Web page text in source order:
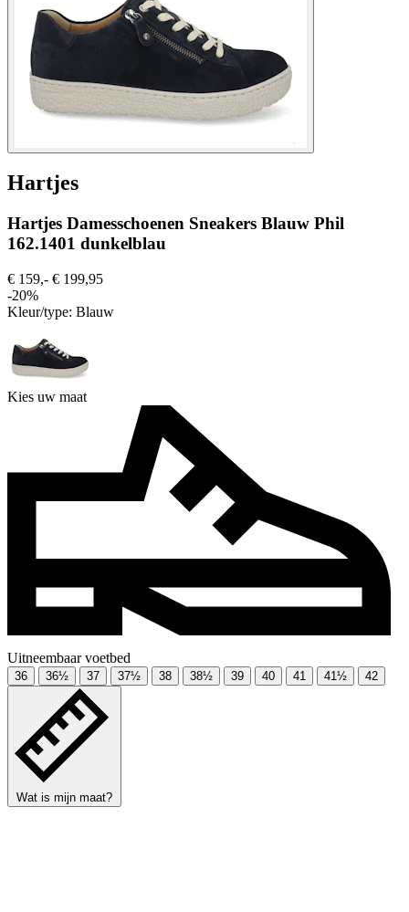
Hartjes
Hartjes Damesschoenen Sneakers Blauw Phil
162.1401 dunkelblau
€ 159,- € 199,95
-20%
Kleur/type: Blauw
Kies uw maat
Uitneembaar voetbed
36 36½ 37 37½ 38 38½ 39 40 41 41½ 42
Wat is mijn maat?